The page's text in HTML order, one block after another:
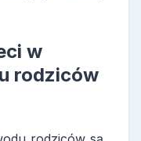
w
rodziców